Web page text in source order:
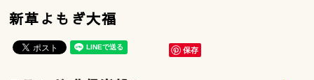
新草よもぎ大福
保存